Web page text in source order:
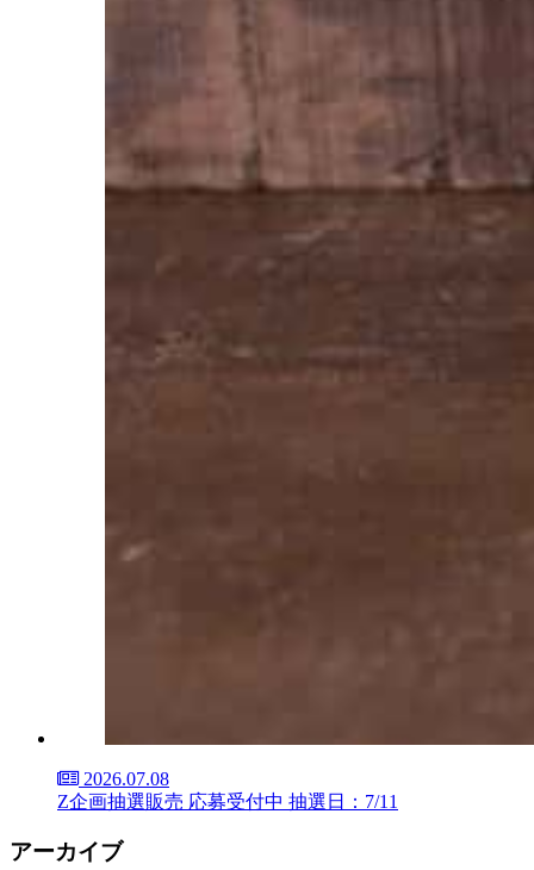
2026.07.08
Z企画抽選販売 応募受付中 抽選日：7/11
アーカイブ